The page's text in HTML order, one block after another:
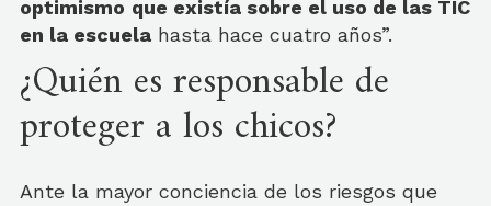
optimismo que existía sobre el uso de las TIC
en la escuela hasta hace cuatro años”.
¿Quién es responsable de
proteger a los chicos?
Ante la mayor conciencia de los riesgos que